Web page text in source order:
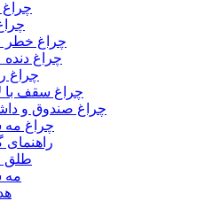
چراغ
چراغ
چراغ
چراغ
چراغ سقف با
چراغ صندوق و
چراغ
راهنمای
طلق
مه